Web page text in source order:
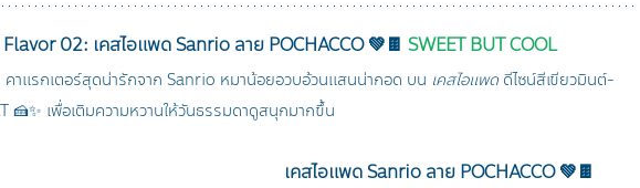
02: เคสไอแพด Sanrio ลาย POCHACCO 💚🍫 SWEET BUT COOL
คาแรกเตอร์สุดน่ารักจาก Sanrio หมาน้อยอวบอ้วนแสนน่ากอด บน เคสไอแพด ดีไซน์สีเขียวมินต์-
🍰✨ เพื่อเติมความหวานให้วันธรรมดาดูสนุกมากขึ้น
เคสไอแพด Sanrio ลาย POCHACCO 💚🍫